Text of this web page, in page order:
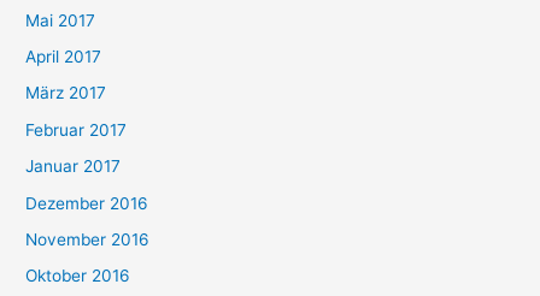
Mai 2017
April 2017
März 2017
Februar 2017
Januar 2017
Dezember 2016
November 2016
Oktober 2016